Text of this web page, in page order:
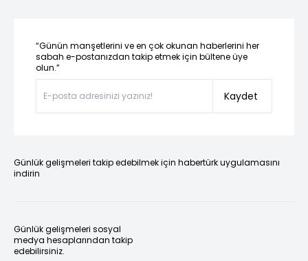
“Günün manşetlerini ve en çok okunan haberlerini her
sabah e-postanızdan takip etmek için bültene üye
olun.”
Kaydet
Günlük gelişmeleri takip edebilmek için habertürk uygulamasını
indirin
Günlük gelişmeleri sosyal
medya hesaplarından takip
edebilirsiniz.